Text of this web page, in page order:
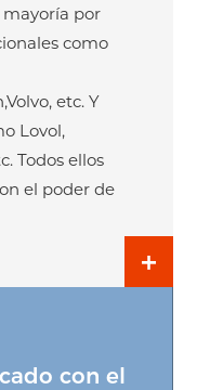
mayoría por
como
etc. Y
Lovol,
Todos ellos
el poder de
+
con el